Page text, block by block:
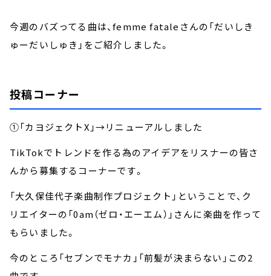
今週のバズってる曲は、femme fataleさんの「だいしき
ゅーだいしゅき」をご紹介しました。
投稿コーナー
①「カヨジェクトX」→リニューアルしました
TikTokでトレンドを作る為のアイデアをリスナーの皆さ
んから募集するコーナーです。
「大久保佳代子楽曲制作プロジェクト」ということで、ク
リエイターの「0am（ゼロ・エーエム）」さんに楽曲を作って
もらいました。
今のところ「セブンでモナカ」「前髪が決まらない」この2